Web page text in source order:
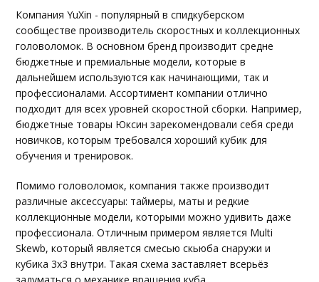
Компания YuXin - популярный в спидкуберском
сообществе производитель скоростных и коллекционных
головоломок. В основном бренд производит средне
бюджетные и премиальные модели, которые в
дальнейшем используются как начинающими, так и
профессионалами. Ассортимент компании отлично
подходит для всех уровней скоростной сборки. Например,
бюджетные товары Юксин зарекомендовали себя среди
новичков, которым требовался хороший кубик для
обучения и тренировок.
Помимо головоломок, компания также производит
различные аксессуары: таймеры, маты и редкие
коллекционные модели, которыми можно удивить даже
профессионала. Отличным примером является Multi
Skewb, который является смесью скьюба снаружи и
кубика 3х3 внутри. Такая схема заставляет всерьёз